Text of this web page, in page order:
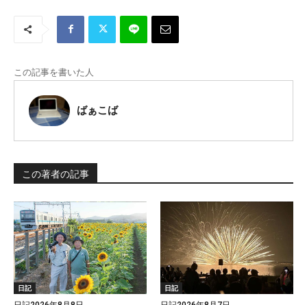
この記事を書いた人
ばぁこば
この著者の記事
日記
日記